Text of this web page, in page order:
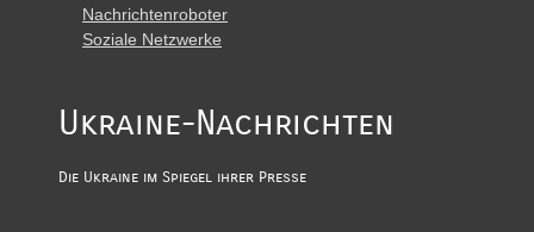
Nachrichtenroboter
Soziale Netzwerke
Ukraine-Nachrichten
Die Ukraine im Spiegel ihrer Presse